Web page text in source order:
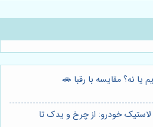
یا نه؟ مقایسه با رقبا 🚗
لاستیک خودرو: از چرخ و یدک تا